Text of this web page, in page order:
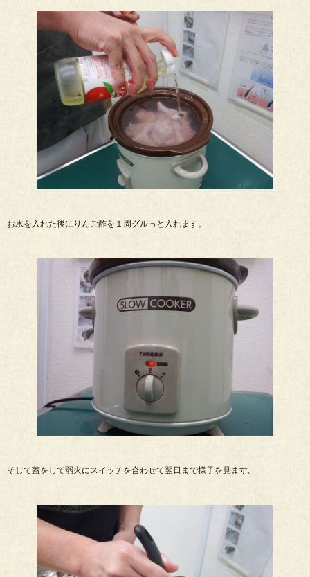
お水を入れた後にりんご酢を１周グルっと入れます。
そして蓋をして弱火にスイッチを合わせて翌日まで様子を見ます。